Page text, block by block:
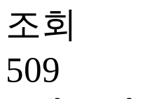
조회
509